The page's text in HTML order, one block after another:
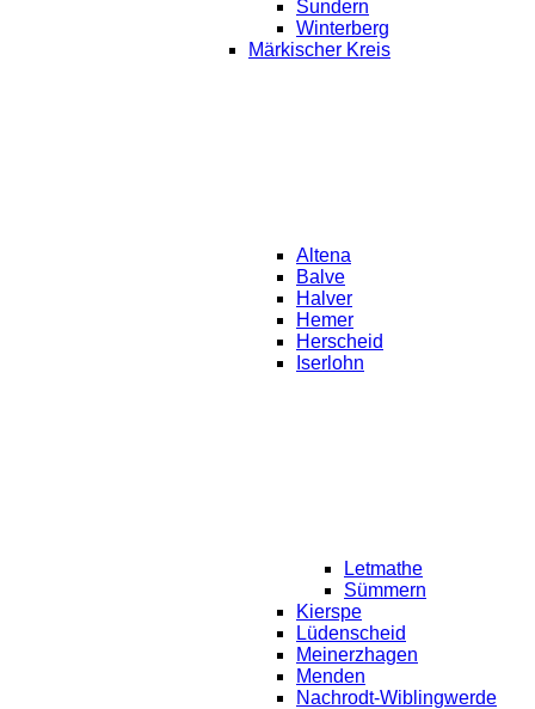
Sundern
Winterberg
Märkischer Kreis
Altena
Balve
Halver
Hemer
Herscheid
Iserlohn
Letmathe
Sümmern
Kierspe
Lüdenscheid
Meinerzhagen
Menden
Nachrodt-Wiblingwerde